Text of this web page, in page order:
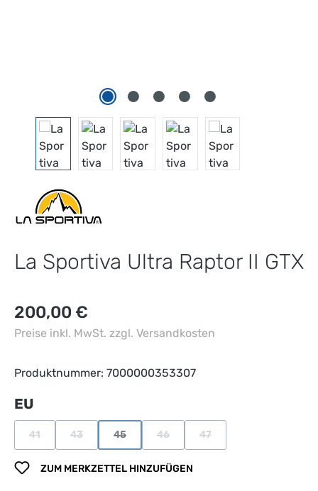
La Sportiva Ultra Raptor II GTX
Regulärer Preis:
200,00 €
Preise inkl. MwSt. zzgl. Versandkosten
Produktnummer: 7000000353307
EU
41 43 45 46 47
ZUM MERKZETTEL HINZUFÜGEN